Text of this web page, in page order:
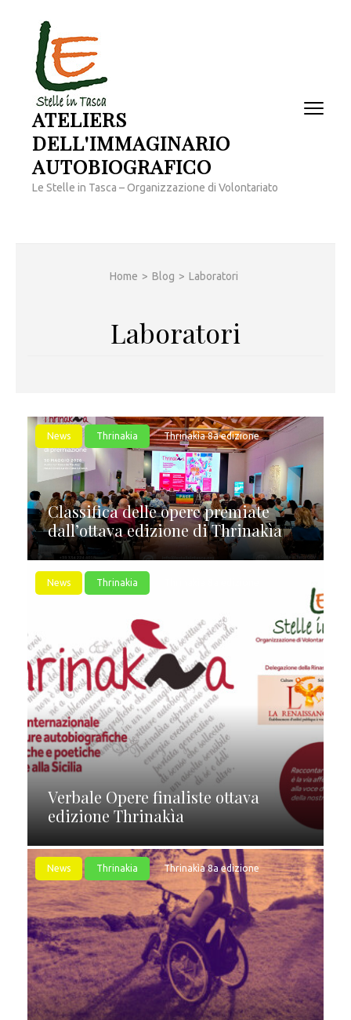
contenuto
(premi
invio)
ATELIERS
DELL'IMMAGINARIO
AUTOBIOGRAFICO
Le Stelle in Tasca – Organizzazione di Volontariato
Home > Blog > Laboratori
Laboratori
News Thrinakia Thrinakìa 8a edizione
Classifica delle opere premiate
dall’ottava edizione di Thrinakìa
News Thrinakia
Verbale Opere finaliste ottava
edizione Thrinakìa
News Thrinakia Thrinakìa 8a edizione